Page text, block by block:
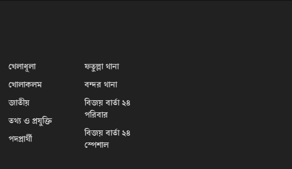
খেলাধূলা
খোলাকলম
জাতীয়
তথ্য ও প্রযুক্তি
পদপ্রার্থী
ফতুল্লা থানা
বন্দর থানা
বিজয় বার্তা ২৪
পরিবার
বিজয় বার্তা ২৪
স্পেশাল